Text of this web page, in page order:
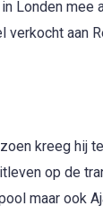
Londen mee
aan
kreeg hij
op de
maar ook